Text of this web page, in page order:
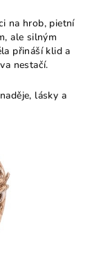
na hrob, pietní
ale silným
přináší klid a
nestačí.
lásky a